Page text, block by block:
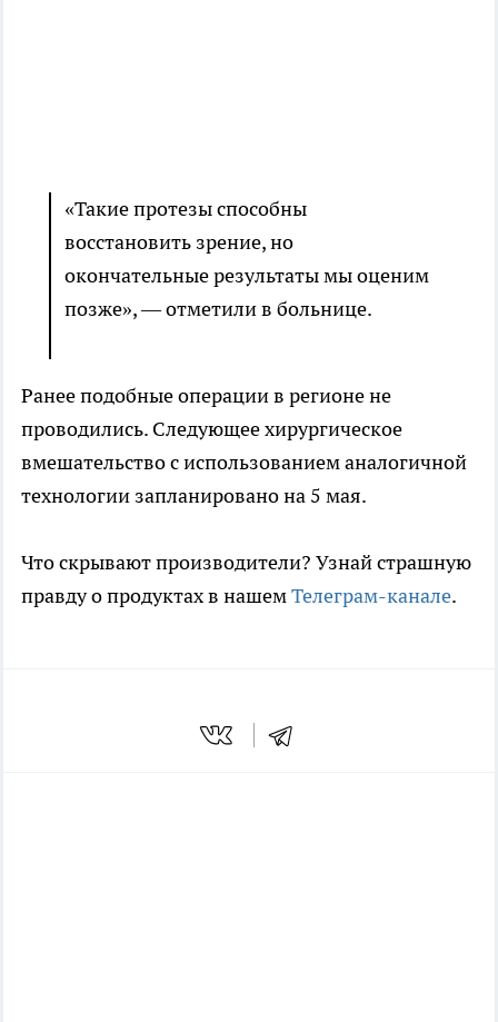
«Такие протезы способны
восстановить зрение, но
окончательные результаты мы оценим
позже», — отметили в больнице.
Ранее подобные операции в регионе не
проводились. Следующее хирургическое
вмешательство с использованием аналогичной
технологии запланировано на 5 мая.
Что скрывают производители? Узнай страшную
правду о продуктах в нашемТелеграм-канале.